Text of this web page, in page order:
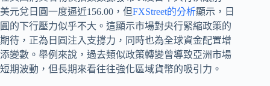
美元兌日圓一度逼近156.00，但FXStreet的分析顯示，日
圓的下行壓力似乎不大。這顯示市場對央行緊縮政策的
期待，正為日圓注入支撐力，同時也為全球資金配置增
添變數。舉例來說，過去類似政策轉變曾導致亞洲市場
短期波動，但長期來看往往強化區域貨幣的吸引力。